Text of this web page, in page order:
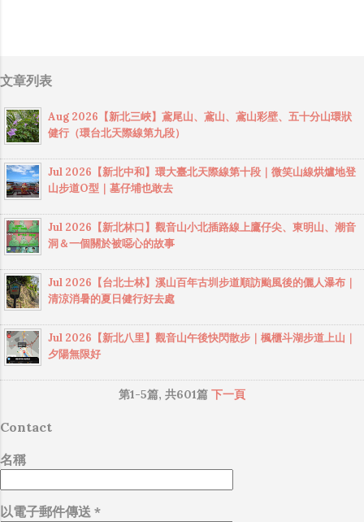
文章列表
Aug 2026【新北三峽】鳶尾山、鳶山、鳶山彩壁、五十分山環狀
健行（環台北天際線第九段）
Jul 2026【新北中和】環大臺北天際線第十段｜微笑山線烘爐地登
山步道O型｜墓仔埔也敢去
Jul 2026【新北林口】觀音山小北插路線上鷹仔尖、東明山、潮音
洞＆一個關於被噁心的故事
Jul 2026【台北士林】溪山百年古圳步道順訪颱風後的儷人瀑布｜
清涼消暑的夏日健行好去處
Jul 2026【新北八里】觀音山午後快閃散步｜楓櫃斗湖步道上山｜
夕陽無限好
第1-5篇, 共601篇 下一頁
Contact
名稱
以電子郵件傳送 *